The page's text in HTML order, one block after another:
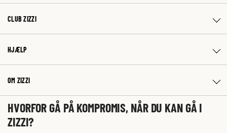
CLUB ZIZZI
HJÆLP
OM ZIZZI
HVORFOR GÅ PÅ KOMPROMIS, NÅR DU KAN GÅ I
ZIZZI?